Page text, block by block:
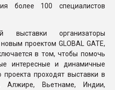
более 100 специалистов
выставки организаторы
проектом GLOBAL GATE,
в том, чтобы помочь
интересные и динамичные
проходят выставки в
Алжире, Вьетнаме, Индии,